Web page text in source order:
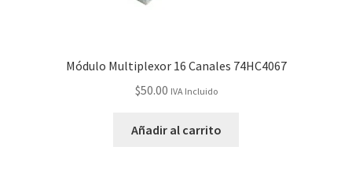
Módulo Multiplexor 16 Canales 74HC4067
$50.00 IVA Incluido
Añadir al carrito